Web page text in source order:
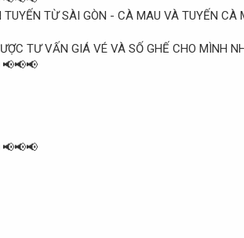
TỪ SÀI GÒN - CÀ MAU VÀ TUYẾN CÀ
TƯ VẤN GIÁ VÉ VÀ SỐ GHẾ CHO MÌNH